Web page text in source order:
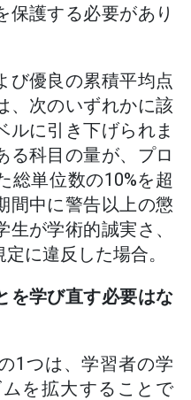
保護する必要があり
び優良の累積平均点
、次のいずれかに該
ルに引き下げられま
る科目の量が、プロ
総単位数の10%を超
間中に警告以上の懲
が学術的誠実さ、
に違反した場合。
を学び直す必要はな
1つは、学習者の学
を拡大することで